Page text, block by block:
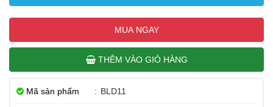
MUA NGAY
THÊM VÀO GIỎ HÀNG
Mã sản phẩm : BLD11